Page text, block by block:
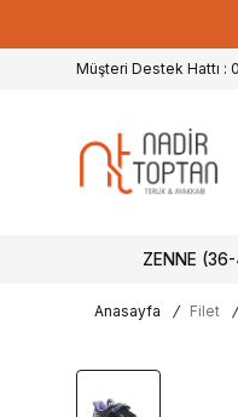
Müşteri Destek Hattı :
ZENNE
Anasayfa / Filet /